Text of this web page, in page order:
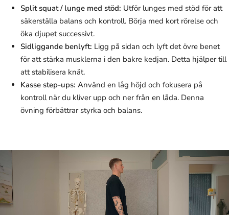
Split squat / lunge med stöd: Utför lunges med stöd för att
säkerställa balans och kontroll. Börja med kort rörelse och
öka djupet successivt.
Sidliggande benlyft: Ligg på sidan och lyft det övre benet
för att stärka musklerna i den bakre kedjan. Detta hjälper till
att stabilisera knät.
Kasse step-ups: Använd en låg höjd och fokusera på
kontroll när du kliver upp och ner från en låda. Denna
övning förbättrar styrka och balans.